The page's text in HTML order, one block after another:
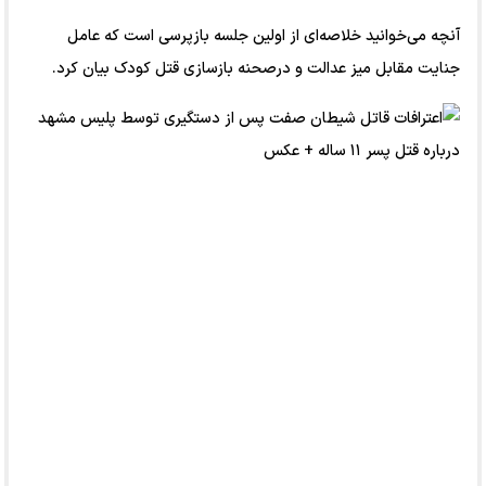
آنچه می‌خوانید خلاصه‌ای از اولین جلسه بازپرسی است که عامل
جنایت مقابل میز عدالت و درصحنه بازسازی قتل کودک بیان کرد.